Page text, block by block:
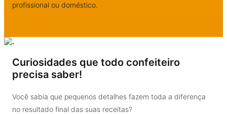
profissional ou doméstico.
Curiosidades que todo confeiteiro
precisa saber!
Você sabia que pequenos detalhes fazem toda a diferença
no resultado final das suas receitas?